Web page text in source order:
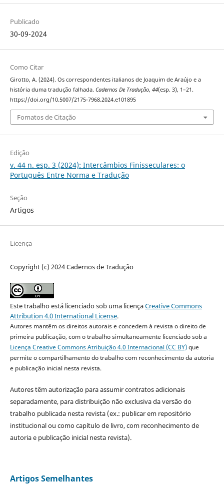
Publicado
30-09-2024
Como Citar
Girotto, A. (2024). Os correspondentes italianos de Joaquim de Araújo e a
história duma tradução falhada. Cadernos De Tradução, 44(esp. 3), 1–21.
https://doi.org/10.5007/2175-7968.2024.e101895
Fomatos de Citação
Edição
v. 44 n. esp. 3 (2024): Intercâmbios Finisseculares: o
Português Entre Norma e Tradução
Seção
Artigos
Licença
Copyright (c) 2024 Cadernos de Tradução
Este trabalho está licenciado sob uma licençaCreative Commons
Attribution 4.0 International License.
Autores mantêm os direitos autorais e concedem à revista o direito de
primeira publicação, com o trabalho simultaneamente licenciado sob a
Licença Creative Commons Atribuição 4.0 Internacional (CC BY)que
permite o compartilhamento do trabalho com reconhecimento da autoria
e publicação inicial nesta revista.
Autores têm autorização para assumir contratos adicionais
separadamente, para distribuição não exclusiva da versão do
trabalho publicada nesta revista (ex.: publicar em repositório
institucional ou como capítulo de livro, com reconhecimento de
autoria e publicação inicial nesta revista).
Artigos Semelhantes